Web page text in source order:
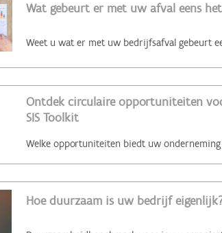
Wat gebeurt er met uw afval eens
Ontdek circulaire opportuniteiten
SIS Toolkit
Hoe duurzaam is uw bedrijf